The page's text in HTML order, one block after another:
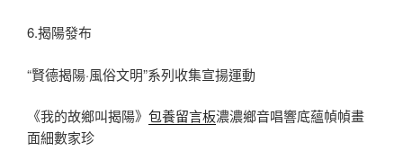
6.揭陽發布
“賢德揭陽·風俗文明”系列收集宣揚運動
《我的故鄉叫揭陽》 包養留言板濃濃鄉音唱響底蘊幀幀畫
面細數家珍